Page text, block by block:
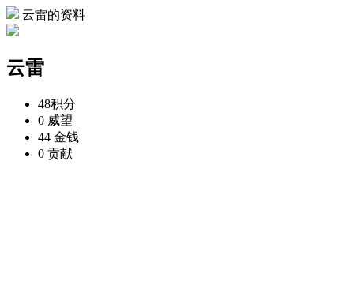
云雷的资料
云雷
48积分
0 威望
44 金钱
0 贡献